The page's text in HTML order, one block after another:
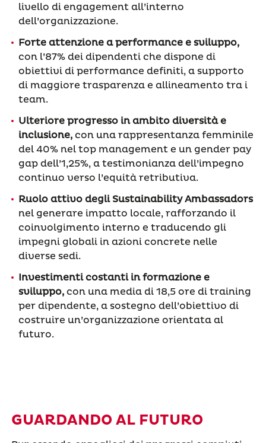
livello di engagement all’interno
dell’organizzazione.
Forte attenzione a performance e sviluppo,
con l’87% dei dipendenti che dispone di
obiettivi di performance definiti, a supporto
di maggiore trasparenza e allineamento tra i
team.
Ulteriore progresso in ambito diversità e
inclusione,con una rappresentanza femminile
del 40% nel top management e un gender pay
gap dell’1,25%, a testimonianza dell’impegno
continuo verso l’equità retributiva.
Ruolo attivo degli Sustainability Ambassadors
nel generare impatto locale, rafforzando il
coinvolgimento interno e traducendo gli
impegni globali in azioni concrete nelle
diverse sedi.
Investimenti costanti in formazione e
sviluppo, con una media di 18,5 ore di training
per dipendente, a sostegno dell’obiettivo di
costruire un’organizzazione orientata al
futuro.
GUARDANDO AL FUTURO